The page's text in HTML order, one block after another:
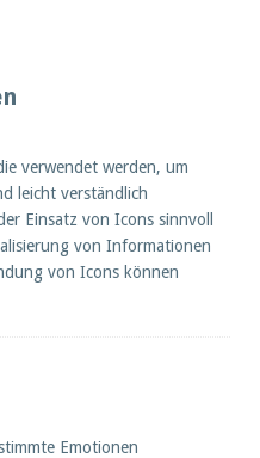
verwendet werden, um
leicht verständlich
Einsatz von Icons sinnvoll
von Informationen
von Icons können
Emotionen